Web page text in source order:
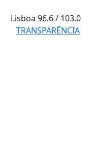
Lisboa96.6 / 103.0
TRANSPARÊNCIA